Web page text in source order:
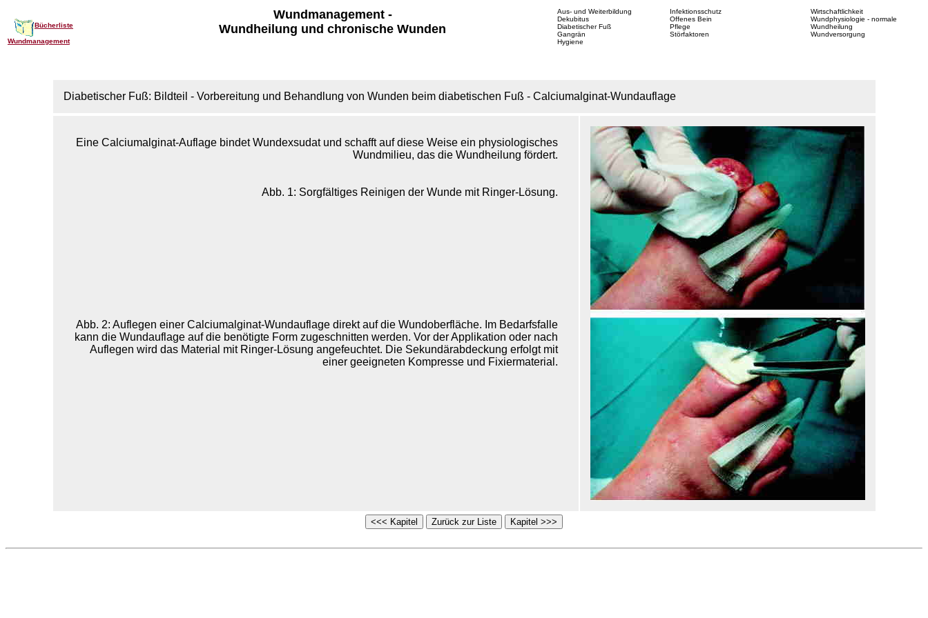
Bücherliste
Wundmanagement
Wundmanagement -
Wundheilung und chronische Wunden
Aus- und Weiterbildung
Dekubitus
Diabetischer Fuß
Gangrän
Hygiene
Infektionsschutz
Offenes Bein
Pflege
Störfaktoren
Wirtschaftlichkeit
Wundphysiologie - normale
Wundheilung
Wundversorgung
Diabetischer Fuß: Bildteil - Vorbereitung und Behandlung von Wunden beim diabetischen Fuß - Calciumalginat-Wundauflage
Eine Calciumalginat-Auflage bindet Wundexsudat und schafft auf diese Weise ein physiologisches
Wundmilieu, das die Wundheilung fördert.
Abb. 1: Sorgfältiges Reinigen der Wunde mit Ringer-Lösung.
Abb. 2: Auflegen einer Calciumalginat-Wundauflage direkt auf die Wundoberfläche. Im Bedarfsfalle
kann die Wundauflage auf die benötigte Form zugeschnitten werden. Vor der Applikation oder nach
Auflegen wird das Material mit Ringer-Lösung angefeuchtet. Die Sekundärabdeckung erfolgt mit
einer geeigneten Kompresse und Fixiermaterial.